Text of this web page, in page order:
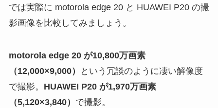
では実際に motorola edge 20 と HUAWEI P20 の撮
影画像を比較してみましょう。
motorola edge 20 が10,800万画素
（12,000×9,000）
という冗談のように凄い解像度
で撮影。 HUAWEI P20 が1,970万画素
（5,120×3,840） で撮影。